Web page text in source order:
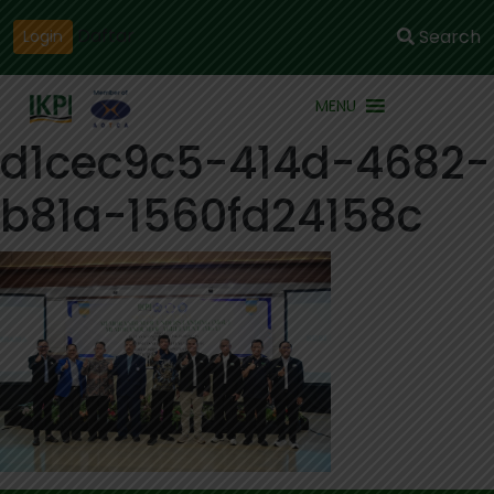
Login Search
MENU
d1cec9c5-414d-4682-
b81a-1560fd24158c